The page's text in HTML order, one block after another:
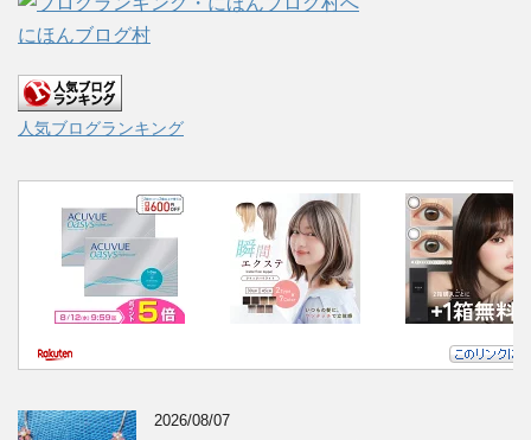
にほんブログ村
人気ブログランキング
2026/08/07